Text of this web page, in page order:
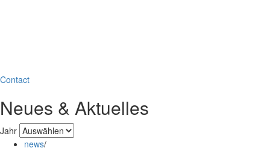
Contact
Neues & Aktuelles
Jahr
news/